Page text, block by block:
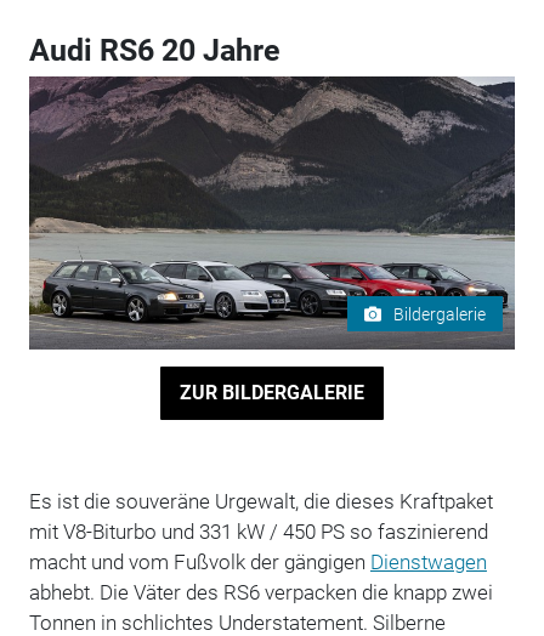
Audi RS6 20 Jahre
Bildergalerie
ZUR BILDERGALERIE
Es ist die souveräne Urgewalt, die dieses Kraftpaket
mit V8-Biturbo und 331 kW / 450 PS so faszinierend
macht und vom Fußvolk der gängigen Dienstwagen
abhebt. Die Väter des RS6 verpacken die knapp zwei
Tonnen in schlichtes Understatement. Silberne